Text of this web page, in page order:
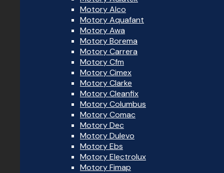
Motory Alco
Motory Aquafant
Motory Awa
Motory Borema
Motory Carrera
Motory Cfm
Motory Cimex
Motory Clarke
Motory Cleanfix
Motory Columbus
Motory Comac
Motory Dec
Motory Dulevo
Motory Ebs
Motory Electrolux
Motory Fimap